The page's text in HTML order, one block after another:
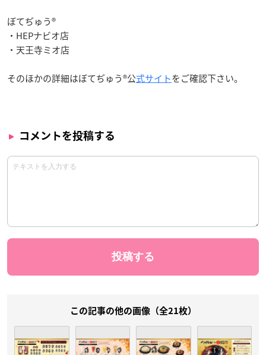
ぼてぢゅう®
・HEPナビオ店
・天王寺ミオ店
そのほかの詳細はぼてぢゅう®公式サイトをご確認下さい。
コメントを投稿する
この記事の他の画像（全21枚）